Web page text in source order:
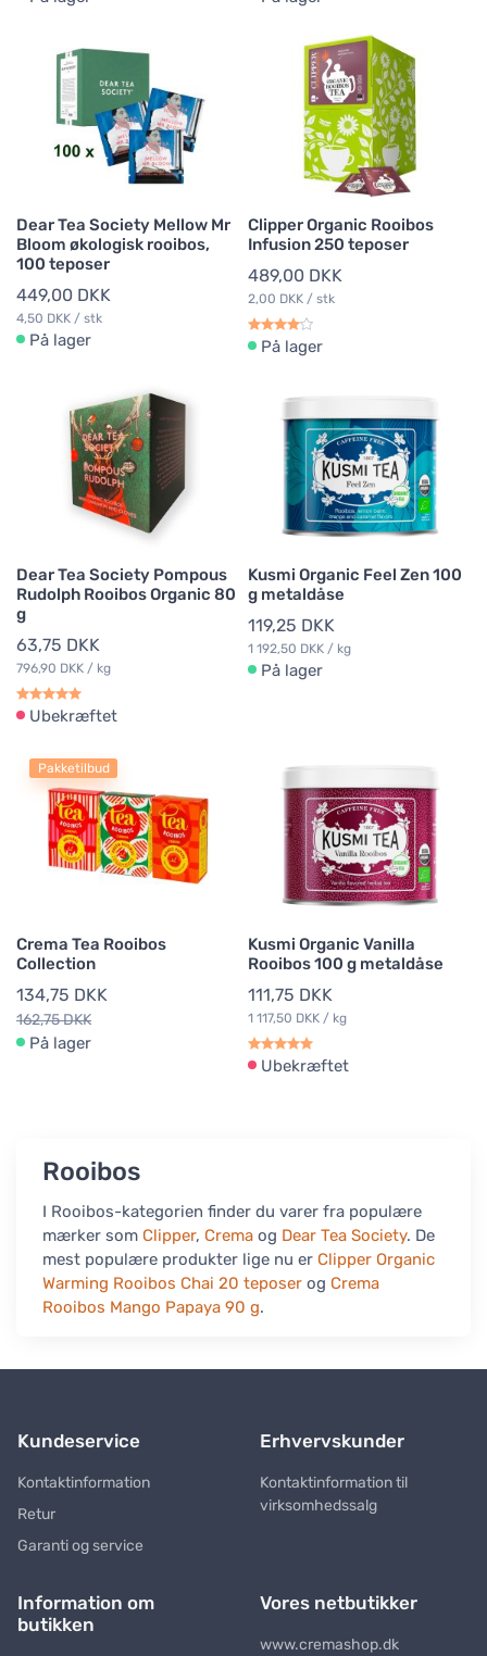
Dear Tea Society Mellow Mr
Bloom økologisk rooibos,
100 teposer
449,00 DKK
4,50 DKK / stk
På lager
Clipper Organic Rooibos
Infusion 250 teposer
489,00 DKK
2,00 DKK / stk
På lager
Dear Tea Society Pompous
Rudolph Rooibos Organic 80
g
63,75 DKK
796,90 DKK / kg
Ubekræftet
Kusmi Organic Feel Zen 100
g metaldåse
119,25 DKK
1 192,50 DKK / kg
På lager
Pakketilbud
Crema Tea Rooibos
Collection
134,75 DKK
162,75 DKK
På lager
Kusmi Organic Vanilla
Rooibos 100 g metaldåse
111,75 DKK
1 117,50 DKK / kg
Ubekræftet
Rooibos
I Rooibos-kategorien finder du varer fra populære
mærker som Clipper, Crema og Dear Tea Society. De
mest populære produkter lige nu er Clipper Organic
Warming Rooibos Chai 20 teposer og Crema
Rooibos Mango Papaya 90 g.
Kundeservice
Kontaktinformation
Retur
Garanti og service
Erhvervskunder
Kontaktinformation til
virksomhedssalg
Information om
butikken
Vores netbutikker
www.cremashop.dk